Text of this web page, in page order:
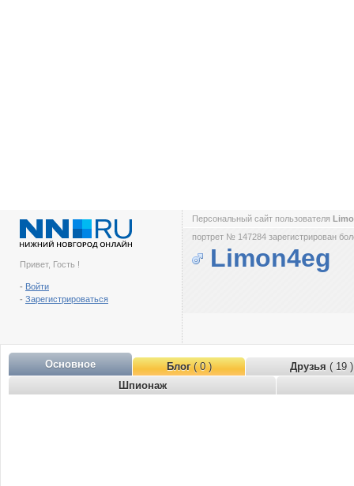
Привет, Гость !
- Войти
- Зарегистрироваться
Персональный сайт пользователя
портрет № 147284 зарегистрирован
Limon4eg
Основное Блог( 0 ) Друзья ( 19 )
Шпионаж